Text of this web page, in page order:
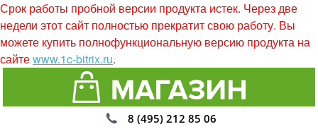
Срок работы пробной версии продукта истек. Через две
недели этот сайт полностью прекратит свою работу. Вы
можете купить полнофункциональную версию продукта на
сайтеwww.1c-bitrix.ru.
8 (495) 212 85 06